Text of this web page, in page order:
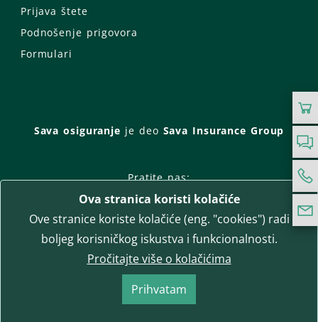
Prijava štete
Podnošenje prigovora
Formulari
Sava osiguranje je deo Sava Insurance Group
Pratite nas:
Facebook
Instagram
LinkedIn
Twitter
YouTube
WhatsApp
T-media d.o.o. | napredne komunikacije
Ova stranica koristi kolačiće
Ove stranice koriste kolačiće (eng. "cookies") radi
boljeg korisničkog iskustva i funkcionalnosti.
Pročitajte više o kolačićima
Prihvatam